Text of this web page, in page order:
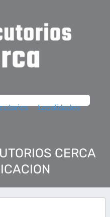
Localidades
CERCA